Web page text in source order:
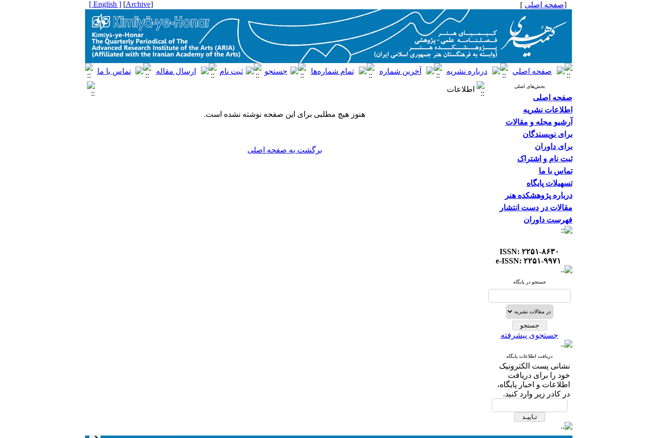
[صفحه اصلی ]
[
Archive
]
[ English ]
بخش‌های اصلی
صفحه اصلی
اطلاعات نشریه
آرشیو مجله و مقالات
برای نویسندگان
برای داوران
ثبت نام و اشتراک
تماس با ما
تسهیلات پایگاه
درباره پژوهشکده هنر
مقالات در دست انتشار
فهرست داوران
ISSN: ۲۲۵۱-۸۶۳۰
e-ISSN: ۲۲۵۱-۹۹۷۱
جستجو در پایگاه
جستجوی پیشرفته
دریافت اطلاعات پایگاه
نشانی پست الکترونیک
خود را برای دریافت
اطلاعات و اخبار پایگاه،
در کادر زیر وارد کنید.
اطلاعات
هنوز هیچ مطلبی برای این صفحه نوشته نشده است.
برگشت به صفحه اصلی